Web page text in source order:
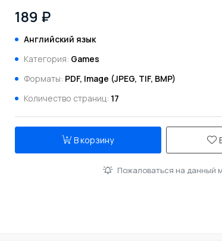
189 ₽
Английский язык
Категория: Games
Форматы: PDF, Image (JPEG, TIF, BMP)
Количество страниц: 17
В корзину
Пожаловаться на данный